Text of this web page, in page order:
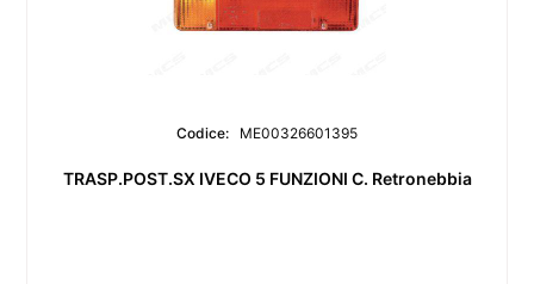
Codice: ME00326601395
TRASP.POST.SX IVECO 5 FUNZIONI C. Retronebbia